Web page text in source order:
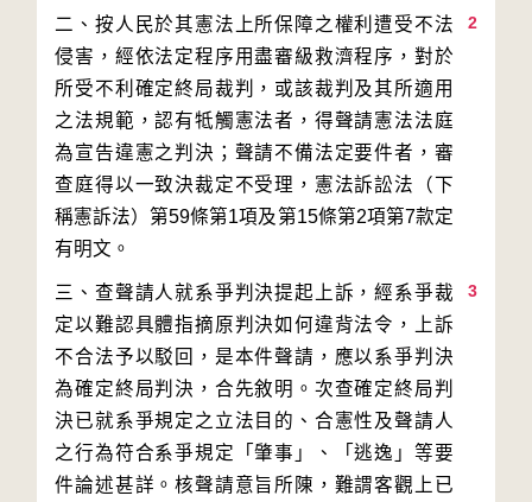
2
二、按人民於其憲法上所保障之權利遭受不法
侵害，經依法定程序用盡審級救濟程序，對於
所受不利確定終局裁判，或該裁判及其所適用
之法規範，認有牴觸憲法者，得聲請憲法法庭
為宣告違憲之判決；聲請不備法定要件者，審
查庭得以一致決裁定不受理，憲法訴訟法（下
稱憲訴法）第59條第1項及第15條第2項第7款定
3
三、查聲請人就系爭判決提起上訴，經系爭裁
定以難認具體指摘原判決如何違背法令，上訴
不合法予以駁回，是本件聲請，應以系爭判決
為確定終局判決，合先敘明。次查確定終局判
決已就系爭規定之立法目的、合憲性及聲請人
之行為符合系爭規定「肇事」、「逃逸」等要
件論述甚詳。核聲請意旨所陳，難謂客觀上已